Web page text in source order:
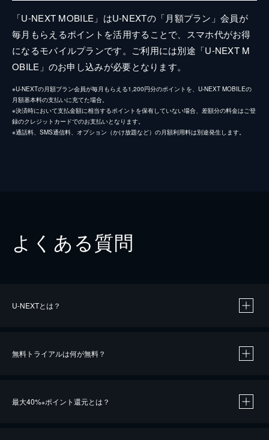
「U-NEXT MOBILE」はU-NEXTの「月額プラン」会員が
毎月もらえるポイントを活用することで、スマホ代がお得
になるモバイルプランです。ご利用には別途「U-NEXT M
OBILE」のお申し込みが必要となります。
※U-NEXTの月額プラン会員が毎月もらえる1,200円分のポイントを、U-NEXT MOBILEの
月額基本料の支払いに充てた場合。
※決済時において支払金額に相当するポイントを保有していない場合、差額分の料金はご登
録のクレジットカードでのお支払いとなります。
※通話料、SMS通信料、オプション（かけ放題など）の月額利用料は別途発生します。
よくある質問
U-NEXTとは？
無料トライアルは何が無料？
最大40%※ポイント還元とは？